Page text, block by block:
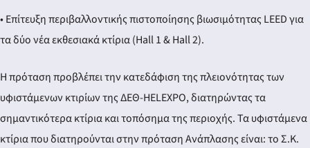
• Επίτευξη περιβαλλοντικής πιστοποίησης βιωσιμότητας LEED για
τα δύο νέα εκθεσιακά κτίρια (Hall 1 & Hall 2).
Η πρόταση προβλέπει την κατεδάφιση της πλειονότητας των
υφιστάμενων κτιρίων της ΔΕΘ-HELEXPO, διατηρώντας τα
σημαντικότερα κτίρια και τοπόσημα της περιοχής. Τα υφιστάμενα
κτίρια που διατηρούνται στην πρόταση Ανάπλασης είναι: το Σ.Κ.